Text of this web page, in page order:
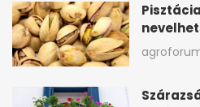
növényt